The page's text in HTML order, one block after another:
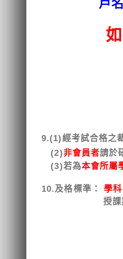
戶名：中
9.(1)經考試合格之
(2)非會員者請於
(3)若為本會所屬
10.及格標準： 學
授課期間須全